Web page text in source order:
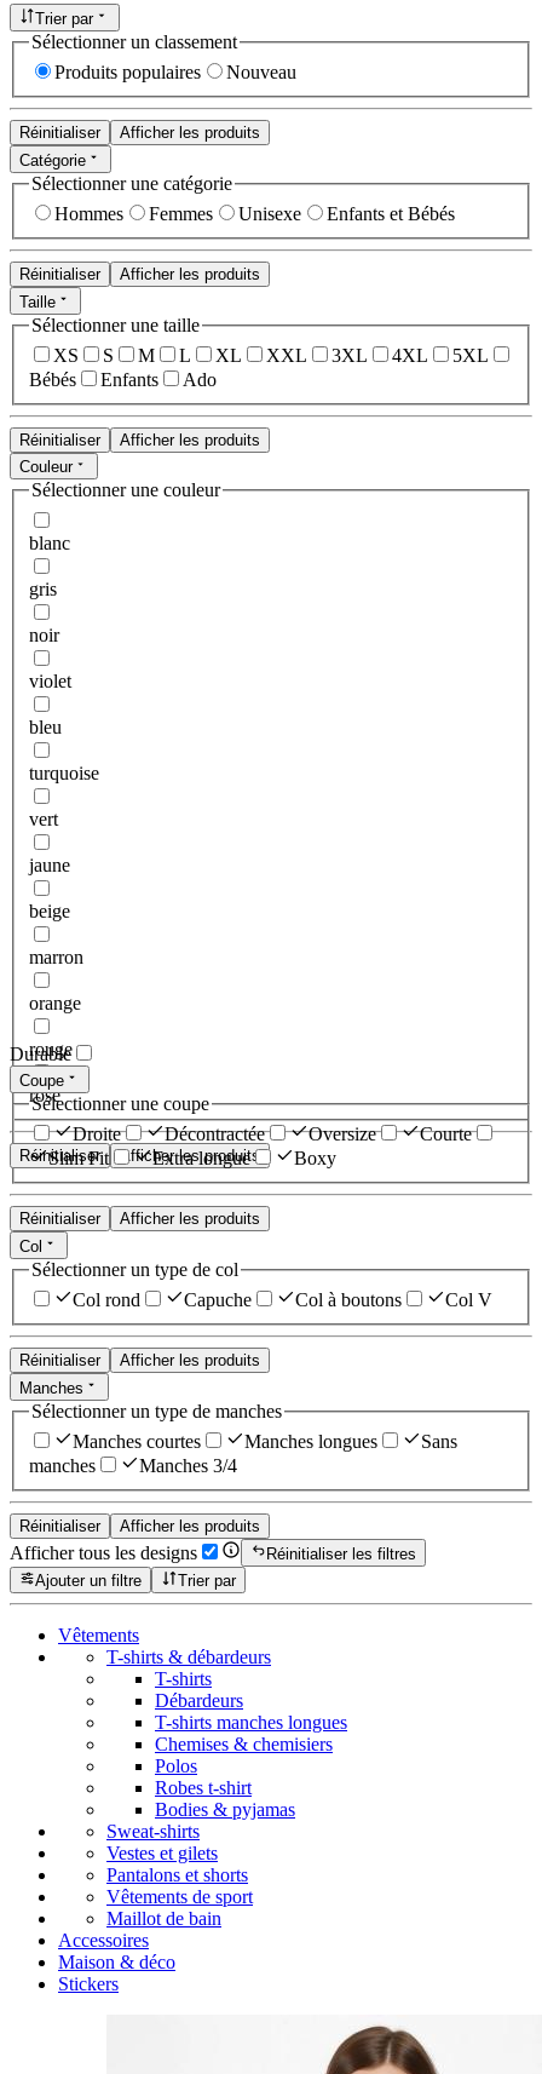
Trier par
Sélectionner un classement
Produits populaires
Nouveau
Réinitialiser
Afficher les produits
Catégorie
Sélectionner une catégorie
Hommes
Femmes Unisexe Enfants et Bébés
Réinitialiser
Afficher les produits
Taille
Sélectionner une taille
XS
S M L XL XXL 3XL 4XL
5XL
Bébés
Enfants Ado
Réinitialiser
Afficher les produits
Couleur
Sélectionner une couleur
blanc
gris
noir
violet
bleu
turquoise
vert
jaune
beige
marron
orange
rouge
rose
Réinitialiser Afficher les produits
Durable
Coupe
Sélectionner une coupe
Droite
Décontractée Oversize
Courte
Slim Fit
Extra longue Boxy
Réinitialiser
Afficher les produits
Col
Sélectionner un type de col
Col rond
Capuche Col à boutons Col V
Réinitialiser
Afficher les produits
Manches
Sélectionner un type de manches
Manches courtes
Manches longues
Sans
manches
Manches 3/4
Réinitialiser Afficher les produits
Afficher tous les designs
Réinitialiser les filtres
Ajouter un filtre
Trier par
Vêtements
T-shirts & débardeurs
T-shirts
Débardeurs
T-shirts manches longues
Chemises & chemisiers
Polos
Robes t-shirt
Bodies & pyjamas
Sweat-shirts
Vestes et gilets
Pantalons et shorts
Vêtements de sport
Maillot de bain
Accessoires
Maison & déco
Stickers